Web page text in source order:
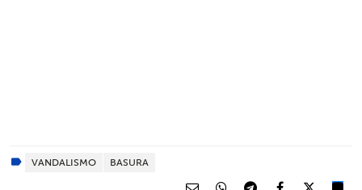
VANDALISMO BASURA